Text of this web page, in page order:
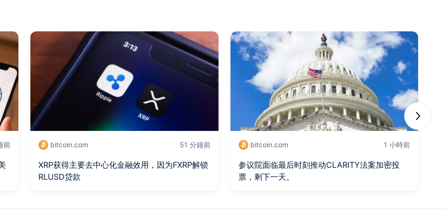
前 bitcoin.com 51 分鐘前
XRP获得主要去中心化金融效用，因为FXRP解锁
RLUSD贷款
bitcoin.com 1 小時前
参议院面临最后时刻推动CLARITY法案加密投
票，剩下一天。
Next